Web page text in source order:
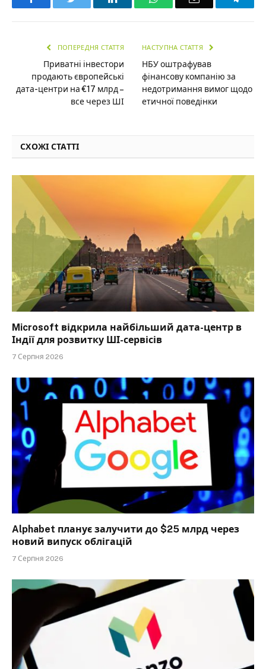
ПОПЕРЕДНЯ СТАТТЯ
Приватні інвестори
продають європейські
дата-центри на €17 млрд –
все через ШІ
НАСТУПНА СТАТТЯ
НБУ оштрафував
фінансову компанію за
недотримання вимог щодо
етичної поведінки
СХОЖІ СТАТТІ
Microsoft відкрила найбільший дата-центр в
Індії для розвитку ШІ-сервісів
7 Серпня 2026
Alphabet планує залучити до $25 млрд через
новий випуск облігацій
7 Серпня 2026